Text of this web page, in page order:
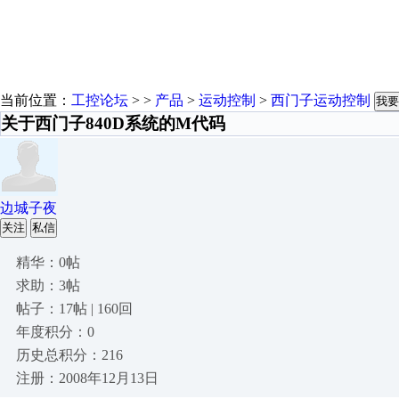
当前位置： 工控论坛 > > 产品 > 运动控制 > 西门子运动控制 我
关于西门子840D系统的M代码
边城子夜
关注 私信
精华：0帖
求助：3帖
帖子：17帖 | 160回
年度积分：0
历史总积分：216
注册：2008年12月13日